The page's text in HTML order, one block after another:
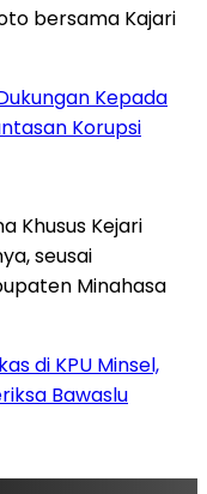
Kepada
Korupsi
di KPU Minsel,
Bawaslu